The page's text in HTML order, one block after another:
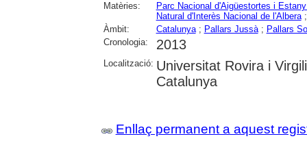
Matèries:
Parc Nacional d'Aigüestortes i
Natural d'Interès Nacional de l'Albera
Àmbit:
Catalunya; Pallars Jussà; Pallars
Cronologia:
2013
Localització: Universitat Rovira i
Catalunya
Enllaç permanent a aquest